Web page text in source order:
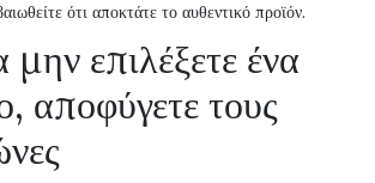
ότι αποκτάτε το αυθεντικό προϊόν.
επιλέξετε ένα
αποφύγετε τους